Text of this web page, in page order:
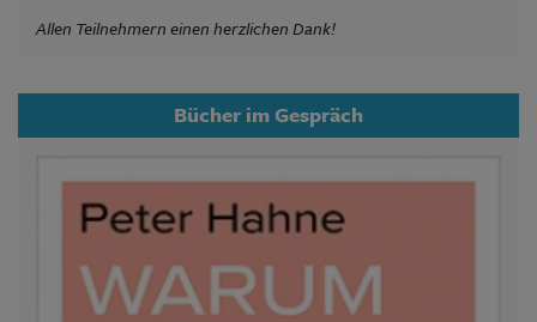
Allen Teilnehmern einen herzlichen Dank!
Bücher im Gespräch